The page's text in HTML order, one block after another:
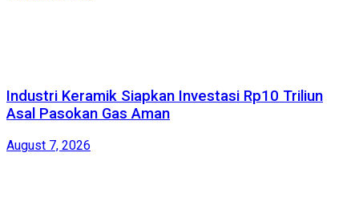
Industri Keramik Siapkan Investasi Rp10 Triliun
Asal Pasokan Gas Aman
August 7, 2026